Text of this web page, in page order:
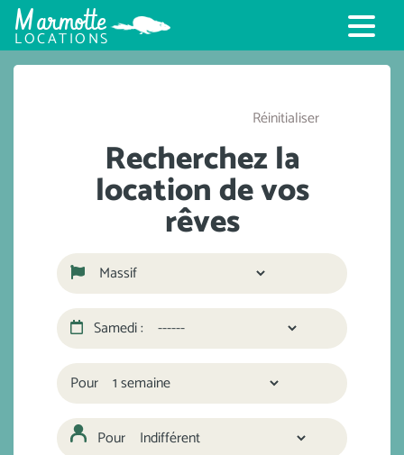
Marmotte
LOCATIONS
Réinitialiser
Recherchez la
location de vos
rêves
Samedi :
Pour
Pour